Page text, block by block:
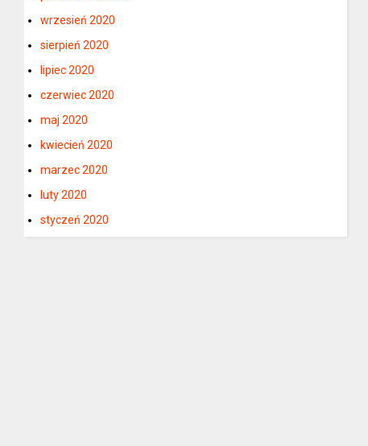
wrzesień 2020
sierpień 2020
lipiec 2020
czerwiec 2020
maj 2020
kwiecień 2020
marzec 2020
luty 2020
styczeń 2020